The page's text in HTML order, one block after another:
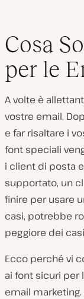
Cosa
per le
A volte è
vostre email.
e far risaltare i
font speciali
i client di posta
supportato, un
finire per usare
casi, potrebbe
peggiore dei
Ecco perché vi
ai font sicuri per
email